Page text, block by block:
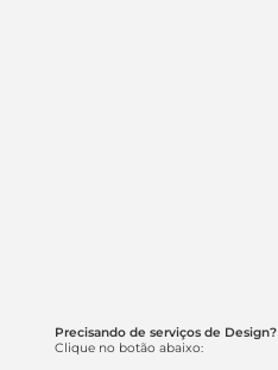
Precisando de serviços de Design?
Clique no botão abaixo: